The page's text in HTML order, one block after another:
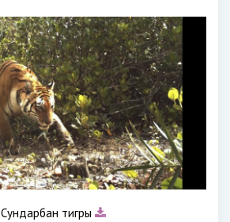
Сундарбан тигры